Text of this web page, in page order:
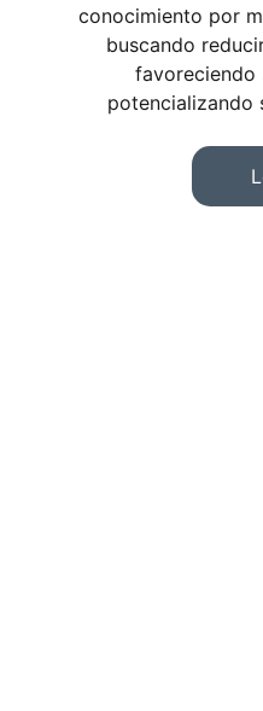
conocimiento por
buscando
favoreciendo
potencializando